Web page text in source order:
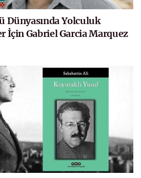
Dünyasında Yolculuk
İçin Gabriel Garcia Marquez